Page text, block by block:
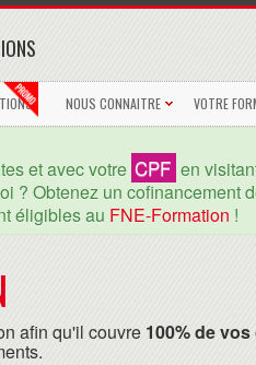
NOUS CONNAITRE VOTRE
et avec votre CPF en
? Obtenez un cofinancement
éligibles au FNE-Formation !
afin qu'il couvre 100% de